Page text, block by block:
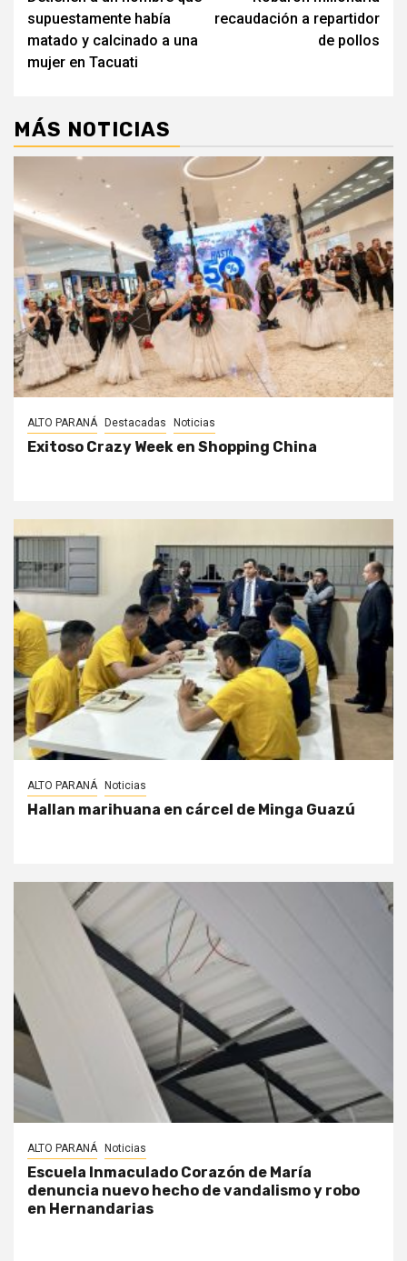
de
entradas
supuestamente había
matado y calcinado a una
mujer en Tacuati
recaudación a repartidor
de pollos
MÁS NOTICIAS
ALTO PARANÁ Destacadas Noticias
Exitoso Crazy Week en Shopping China
ALTO PARANÁ Noticias
Hallan marihuana en cárcel de Minga Guazú
ALTO PARANÁ Noticias
Escuela Inmaculado Corazón de María
denuncia nuevo hecho de vandalismo y robo
en Hernandarias